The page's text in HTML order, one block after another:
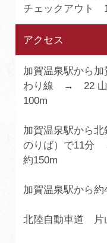
チェックアウト
アクセス
加賀温泉駅から
わり線 → 22 山
100m
加賀温泉駅から
のりば）で11分
約150m
加賀温泉駅から約
北陸自動車道 片